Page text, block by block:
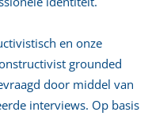
en onze
grounded
door middel van
interviews. Op basis